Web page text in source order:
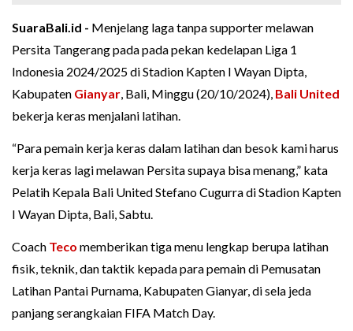
SuaraBali.id - Menjelang laga tanpa supporter melawan
Persita Tangerang pada pada pekan kedelapan Liga 1
Indonesia 2024/2025 di Stadion Kapten I Wayan Dipta,
Kabupaten Gianyar, Bali, Minggu (20/10/2024), Bali United
bekerja keras menjalani latihan.
“Para pemain kerja keras dalam latihan dan besok kami harus
kerja keras lagi melawan Persita supaya bisa menang,” kata
Pelatih Kepala Bali United Stefano Cugurra di Stadion Kapten
I Wayan Dipta, Bali, Sabtu.
Coach Teco memberikan tiga menu lengkap berupa latihan
fisik, teknik, dan taktik kepada para pemain di Pemusatan
Latihan Pantai Purnama, Kabupaten Gianyar, di sela jeda
panjang serangkaian FIFA Match Day.